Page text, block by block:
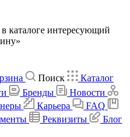
каталоге интересующий
Поиск
Каталог
Бренды
Новости
Карьера
FAQ
Реквизиты
Блог